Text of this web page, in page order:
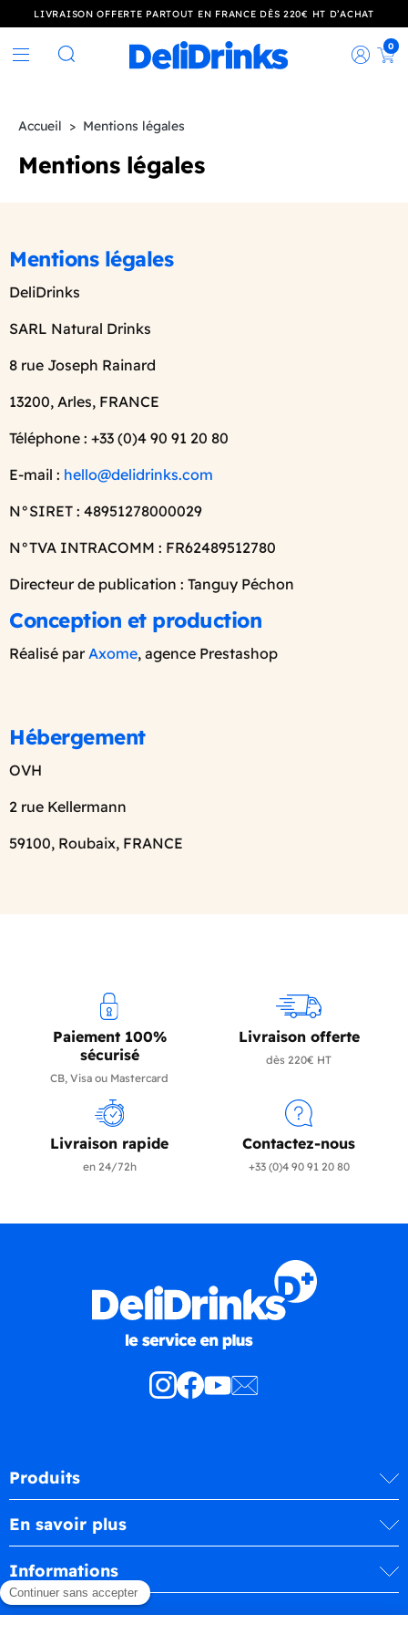
LIVRAISON OFFERTE PARTOUT EN FRANCE DÈS 220€ HT D’ACHAT
Rechercher
0
Accueil Mentions légales
Mentions légales
Mentions légales
DeliDrinks
SARL Natural Drinks
8 rue Joseph Rainard
13200, Arles, FRANCE
Téléphone : +33 (0)4 90 91 20 80
E-mail : hello@delidrinks.com
N°SIRET : 48951278000029
N°TVA INTRACOMM : FR62489512780
Directeur de publication : Tanguy Péchon
Conception et production
Réalisé parAxome, agence Prestashop
Hébergement
OVH
2 rue Kellermann
59100, Roubaix, FRANCE
Paiement 100%
sécurisé
CB, Visa ou Mastercard
Livraison offerte
dès 220€ HT
Livraison rapide
en 24/72h
Contactez-nous
+33 (0)4 90 91 20 80
Produits
En savoir plus
Informations